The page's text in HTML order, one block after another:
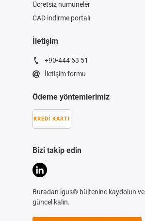
Ücretsiz numuneler
CAD indirme portalı
İletişim
+90-444 63 51
İletişim formu
Ödeme yöntemlerimiz
KREDI KARTI
Bizi takip edin
Buradan igus® bültenine kaydolun ve
güncel kalın.